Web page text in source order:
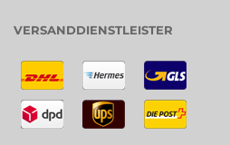
VERSANDDIENSTLEISTER